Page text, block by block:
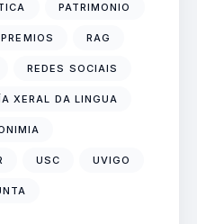
PATRIMONIO
PREMIOS RAG
REDES SOCIAIS
XERAL DA LINGUA
USC UVIGO